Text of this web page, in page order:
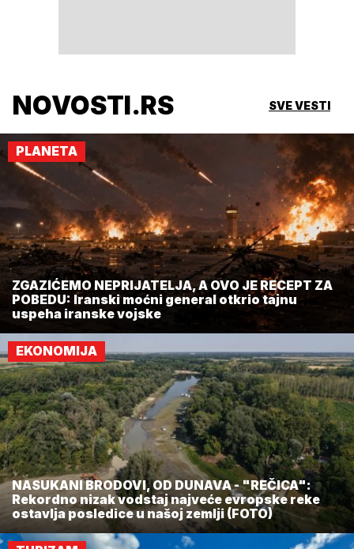
NOVOSTI.RS SVE VESTI
PLANETA
ZGAZIĆEMO NEPRIJATELJA, A OVO JE RECEPT ZA
POBEDU: Iranski moćni general otkrio tajnu
uspeha iranske vojske
EKONOMIJA
NASUKANI BRODOVI, OD DUNAVA - "REČICA":
Rekordno nizak vodstaj najveće evropske reke
ostavlja posledice u našoj zemlji (FOTO)